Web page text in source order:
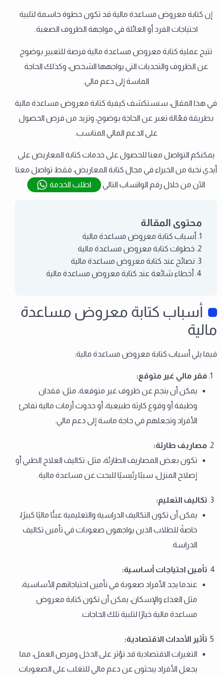
إن كتابة معروض مساعدة مالية قد تكون خطوة حاسمة لتلبية
احتياجات الفرد أو العائلة في مواجهة الظروف الصعبة.
تتيح عملية كتابة معروض مساعدة مالية فرصة للتعبير بوضوح
عن الظروف والتحديات التي يواجهها الشخص، وكذلك الحاجة
الماسة إلى دعم مالي.
في هذا المقال، سنستكشف كيفية كتابة معروض مساعدة مالية
بطريقة فعّالة تعبر عن الحاجة بوضوح، وتزيد من فرص الحصول
على الدعم المالي المناسب.
يمكنكم التواصل معنا للحصول على خدمات كتابة المعاريض على
أيدي نخبة من الخبراء في مجال كتابة المعاريض، فقط تواصل معنا
الآن من خلال رقم الواتساب التالي
اطلب الخدمة
محتوى المقالة
أسباب كتابة معروض مساعدة مالية
خطوات كتابة معروض مساعدة مالية
نصائح عند كتابة معروض مساعدة مالية
أخطاء شائعة عند كتابة معروض مساعدة مالية
أسباب كتابة معروض مساعدة
مالية
فيما يلي أسباب كتابة معروض مساعدة مالية:
فقر مالي غير متوقع:
يمكن أن ينجم عن ظروف غير متوقعة، مثل: فقدان
وظيفة أو وقوع كارثة طبيعية، أو حدوث أزمات مالية تفاجئ
الأفراد وتجعلهم في حاجة ماسة إلى دعم مالي.
مصاريف طارئة:
تكون بعض المصاريف الطارئة، مثل: تكاليف العلاج الطبي أو
إصلاح المنزل، سببًا رئيسيًا للبحث عن مساعدة مالية.
تكاليف التعليم:
يمكن أن تكون التكاليف الدراسية والتعليمية عبئًا ماليًا كبيرًا،
خاصةً للطلاب الذين يواجهون صعوبات في تأمين تكاليف
الدراسة.
تأمين احتياجات أساسية:
عندما يجد الأفراد صعوبة في تأمين احتياجاتهم الأساسية،
مثل الغذاء والإسكان، يمكن أن تكون كتابة معروض
مساعدة مالية خيارًا لتلبية تلك الحاجات.
تأثير الأحداث الاقتصادية:
التغيرات الاقتصادية قد تؤثر على الدخل وفرص العمل، مما
يجعل الأفراد يبحثون عن دعم مالي للتغلب على الصعوبات